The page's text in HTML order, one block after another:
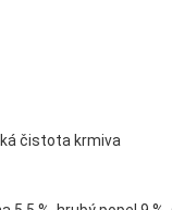
čistota krmiva